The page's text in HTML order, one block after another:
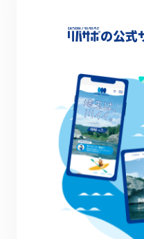
加させたい。
動について、周知
・河川環境の生物
参加させたい。
詳細情報
の公式